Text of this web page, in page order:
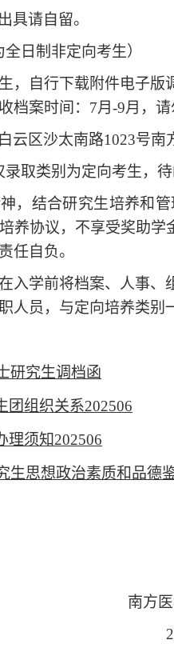
具请自留。
日制非定向考生）
，自行下载附件电子
档案时间：7月-9月，
云区沙太南路1023号
取类别为定向考生，
，结合研究生培养和
养协议，不享受奖助
任自负。
入学前将档案、人事
人员，与定向培养类别
研究生调档函
团组织关系202506
理须知202506
生思想政治素质和品德
方医科大学研
2025年5